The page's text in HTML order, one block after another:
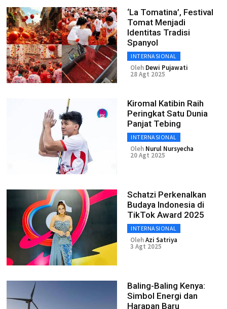
‘La Tomatina’, Festival
Tomat Menjadi
Identitas Tradisi
Spanyol
INTERNASIONAL
Oleh Dewi Pujawati
28 Agt 2025
Kiromal Katibin Raih
Peringkat Satu Dunia
Panjat Tebing
INTERNASIONAL
Oleh Nurul Nursyecha
20 Agt 2025
Schatzi Perkenalkan
Budaya Indonesia di
TikTok Award 2025
INTERNASIONAL
OlehAzi Satriya
3 Agt 2025
Baling-Baling Kenya:
Simbol Energi dan
Harapan Baru